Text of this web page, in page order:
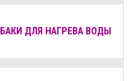
БАКИ ДЛЯ НАГРЕВА ВОДЫ